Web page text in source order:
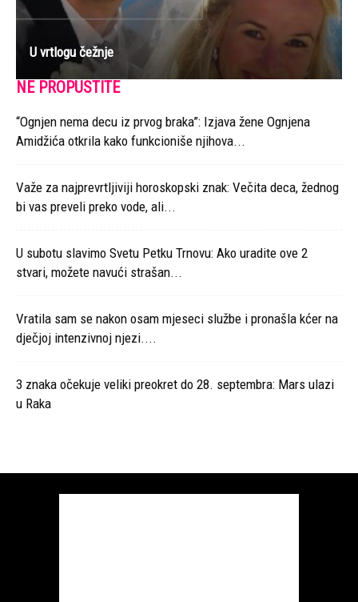
U vrtlogu čežnje
NE PROPUSTITE
“Ognjen nema decu iz prvog braka”: Izjava žene Ognjena
Amidžića otkrila kako funkcioniše njihova...
Važe za najprevrtljiviji horoskopski znak: Večita deca, žednog
bi vas preveli preko vode, ali...
U subotu slavimo Svetu Petku Trnovu: Ako uradite ove 2
stvari, možete navući strašan...
Vratila sam se nakon osam mjeseci službe i pronašla kćer na
dječjoj intenzivnoj njezi....
3 znaka očekuje veliki preokret do 28. septembra: Mars ulazi
u Raka